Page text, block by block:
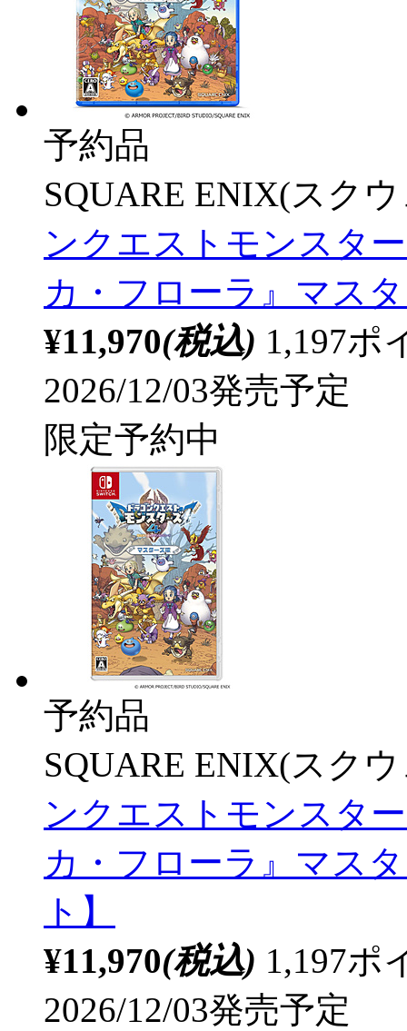
予約品
SQUARE ENIX(スク
ンクエストモンスタ
カ・フローラ』マス
¥11,970(税込) 1,197ポ
2026/12/03発売予定
限定予約中
予約品
SQUARE ENIX(スク
ンクエストモンスタ
カ・フローラ』マス
ト】
¥11,970(税込) 1,197ポ
2026/12/03発売予定